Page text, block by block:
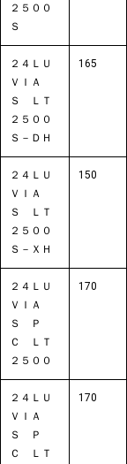
２５００
Ｓ
２４ＬＵ
ＶＩＡ
Ｓ ＬＴ
２５００
Ｓ－ＤＨ
165
２４ＬＵ
ＶＩＡ
Ｓ ＬＴ
２５００
Ｓ－ＸＨ
150
２４ＬＵ
ＶＩＡ
Ｓ Ｐ
Ｃ ＬＴ
２５００
170
２４ＬＵ
ＶＩＡ
Ｓ Ｐ
Ｃ ＬＴ
170